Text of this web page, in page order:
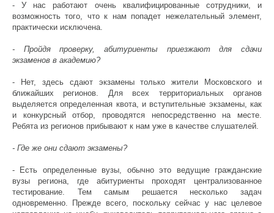
- У нас работают очень квалифицированные сотрудники, и
возможность того, что к нам попадет нежелательный элемент,
практически исключена.
- Пройдя проверку, абитуриенты приезжают для сдачи
экзаменов в академию?
- Нет, здесь сдают экзамены только жители Московского и
ближайших регионов. Для всех территориальных органов
выделяется определенная квота, и вступительные экзамены, как
и конкурсный отбор, проводятся непосредственно на месте.
Ребята из регионов прибывают к нам уже в качестве слушателей.
- Где же они сдают экзамены?
- Есть определенные вузы, обычно это ведущие гражданские
вузы региона, где абитуриенты проходят централизованное
тестирование. Тем самым решается несколько задач
одновременно. Прежде всего, поскольку сейчас у нас целевое